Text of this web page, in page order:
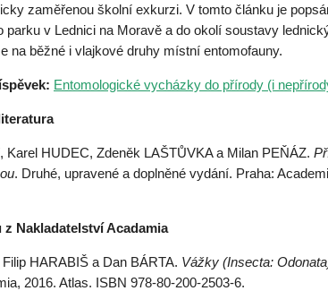
zaměřenou školní exkurzi. V tomto článku je
parku v Lednici na Moravě a do okolí soustavy
na běžné i vlajkové druhy místní entomofauny.
Entomologické vycházky do přírody (i
Karel HUDEC, Zdeněk LAŠTŮVKA a Milan PEŇÁZ.
. Druhé, upravené a doplněné vydání. Praha:
Nakladatelství Acadamia
HARABIŠ a Dan BÁRTA. Vážky (Insecta:
2016. Atlas. ISBN 978-80-200-2503-6.